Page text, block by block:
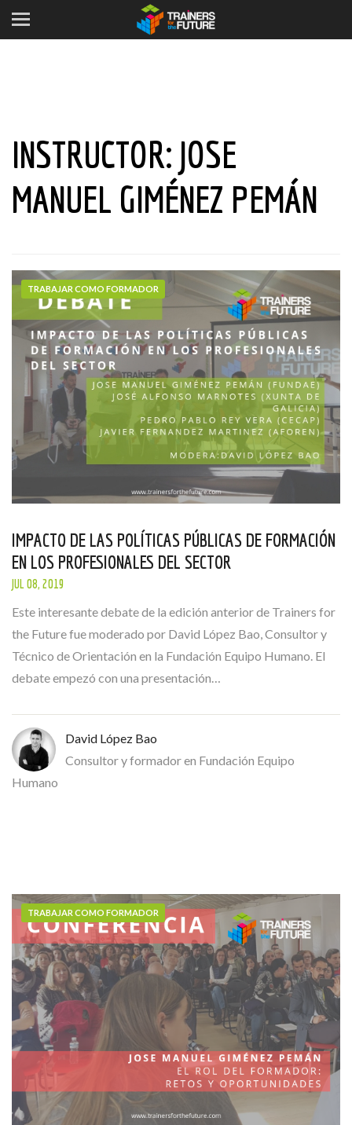
INSTRUCTOR: JOSE
MANUEL GIMÉNEZ PEMÁN
TRABAJAR COMO FORMADOR
IMPACTO DE LAS POLÍTICAS PÚBLICAS DE FORMACIÓN
EN LOS PROFESIONALES DEL SECTOR
JUL 08, 2019
Este interesante debate de la edición anterior de Trainers for
the Future fue moderado por David López Bao, Consultor y
Técnico de Orientación en la Fundación Equipo Humano. El
debate empezó con una presentación…
David López Bao
Consultor y formador en Fundación Equipo
Humano
TRABAJAR COMO FORMADOR